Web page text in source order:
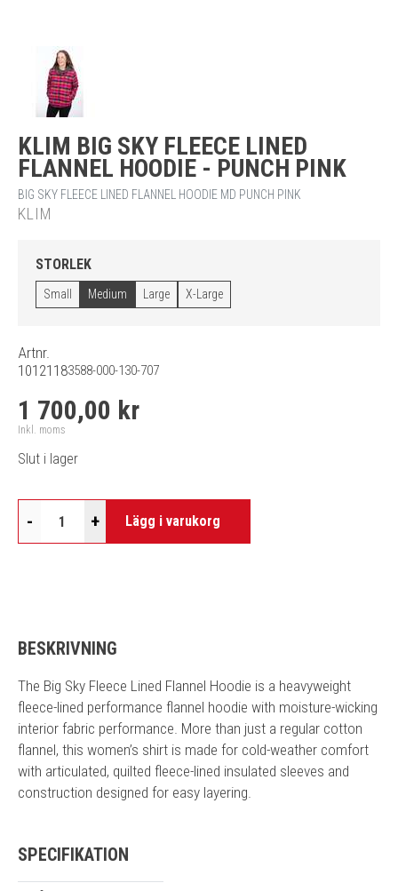
KLIM BIG SKY FLEECE LINED
FLANNEL HOODIE - PUNCH PINK
BIG SKY FLEECE LINED FLANNEL HOODIE MD PUNCH PINK
KLIM
STORLEK
Small Medium Large X-Large
Artnr.
10121183588-000-130-707
1 700,00 kr
Inkl. moms
Slut i lager
- + Lägg i varukorg
BESKRIVNING
The Big Sky Fleece Lined Flannel Hoodie is a heavyweight
fleece-lined performance flannel hoodie with moisture-wicking
interior fabric performance. More than just a regular cotton
flannel, this women’s shirt is made for cold-weather comfort
with articulated, quilted fleece-lined insulated sleeves and
construction designed for easy layering.
SPECIFIKATION